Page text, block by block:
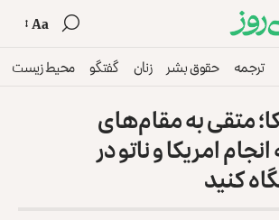
Aa
ترجمه حقوق بشر زنان گفتگو محیط زیست
متقی به مقام‌های
امریکا و ناتو در
کنید